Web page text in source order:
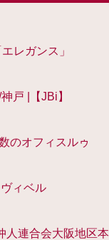
レガンス」
戸 |【JBi】
のオフィスルゥ
ィベル
人連合会大阪地区本